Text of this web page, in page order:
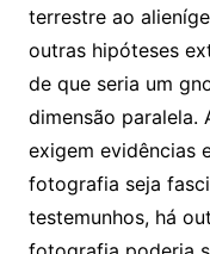
terrestre ao
outras hipóteses
de que seria um
dimensão paralela.
exigem evidências
fotografia seja
testemunhos, há